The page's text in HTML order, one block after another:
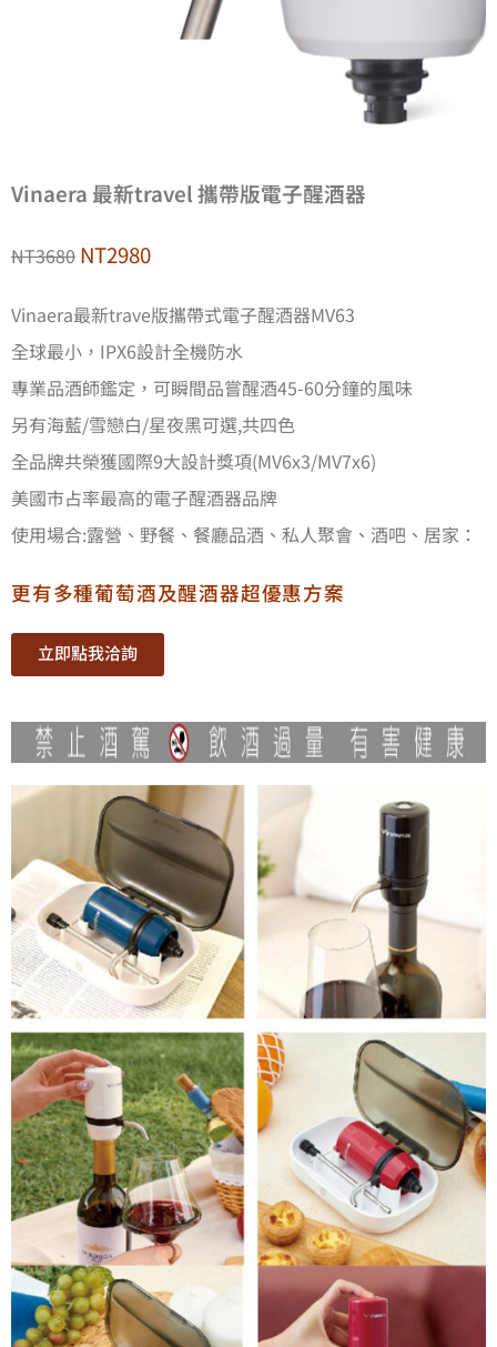
Vinaera 最新travel 攜帶版電子醒酒器
NT3680 NT2980
Vinaera最新trave版攜帶式電子醒酒器MV63
全球最小，IPX6設計全機防水
專業品酒師鑑定，可瞬間品嘗醒酒45-60分鐘的風味
另有海藍/雪戀白/星夜黑可選,共四色
全品牌共榮獲國際9大設計獎項(MV6x3/MV7x6)
美國市占率最高的電子醒酒器品牌
使用場合:露營、野餐、餐廳品酒、私人聚會、酒吧、居家：
更有多種葡萄酒及醒酒器超優惠方案
立即點我洽詢